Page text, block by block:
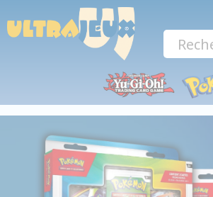
Panneau de gestion des cookies